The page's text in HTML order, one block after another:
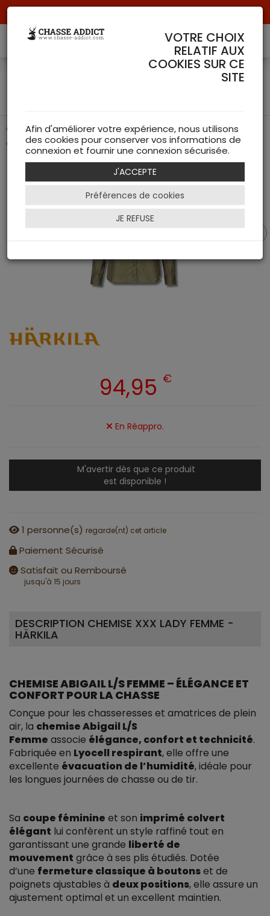
Chemise Xxx Lady Femme
Chemise de chasse élégante et fonctionnelle pour
chasseresses exigeantes.
94,95 €
En Réappro.
M'avertir dès que ce produit
est disponible !
1 personne(s) regarde(nt) cet article
Paiement Sécurisé
Satisfait ou Remboursé
jusqu'à 15 jours
DESCRIPTION CHEMISE XXX LADY FEMME -
HÄRKILA
CHEMISE ABIGAIL L/S FEMME – ÉLÉGANCE ET
CONFORT POUR LA CHASSE
Conçue pour les chasseresses et amatrices de plein
air, la chemise Abigail L/S
Femme associe élégance, confort et technicité.
Fabriquée en Lyocell respirant, elle offre une
excellente évacuation de l’humidité, idéale pour
les longues journées de chasse ou de tir.
Sa coupe féminine et son imprimé colvert
élégant lui confèrent un style raffiné tout en
garantissant une grande liberté de
mouvement grâce à ses plis étudiés. Dotée
d’une fermeture classique à boutonset de
poignets ajustables à deux positions, elle assure un
ajustement optimal et un excellent maintien.
VOTRE CHOIX
RELATIF AUX
COOKIES SUR CE
SITE
Afin d'améliorer votre expérience, nous utilisons
des cookies pour conserver vos informations de
connexion et fournir une connexion sécurisée.
J'ACCEPTE
Préférences de cookies
JE REFUSE